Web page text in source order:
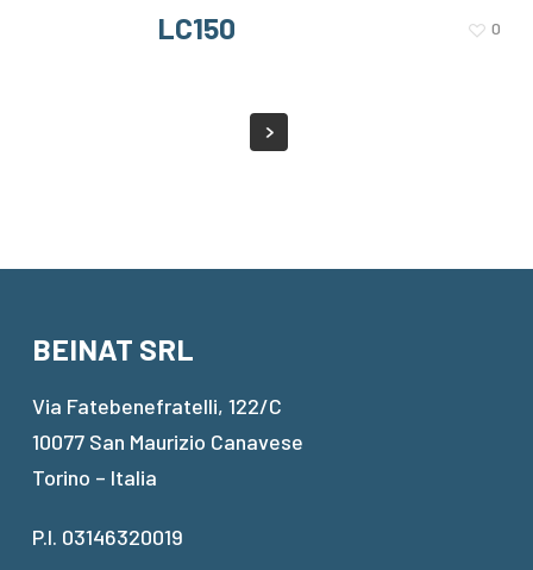
LC150 0
BEINAT SRL
Via Fatebenefratelli, 122/C
10077 San Maurizio Canavese
Torino – Italia
P.I. 03146320019